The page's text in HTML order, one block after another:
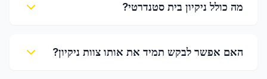
מה כולל ניקיון בית סטנדרטי?
האם אפשר לבקש תמיד את אותו צוות ניקיון?